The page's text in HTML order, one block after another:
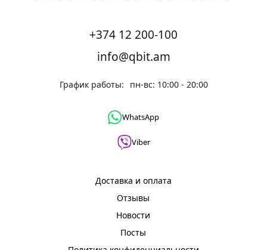
+374 12 200-100
info@qbit.am
График работы: пн-вс: 10:00 - 20:00
WhatsApp
Viber
Доставка и оплата
Отзывы
Новости
Посты